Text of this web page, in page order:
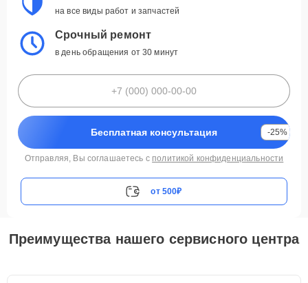
на все виды работ и запчастей
Срочный ремонт
в день обращения от 30 минут
Бесплатная консультация -25%
Отправляя, Вы соглашаетесь с политикой конфиденциальности
от 500₽
Преимущества нашего сервисного центра